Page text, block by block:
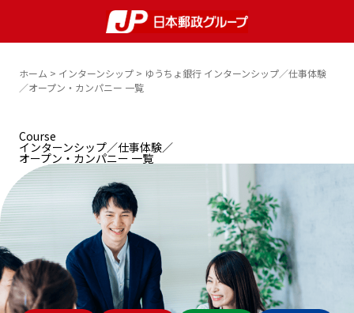
ホーム インターンシップ
ゆうちょ銀行 インターンシップ／仕事体験
／オープン・カンパニー 一覧
Course
インターンシップ／仕事体験／
オープン・カンパニー 一覧